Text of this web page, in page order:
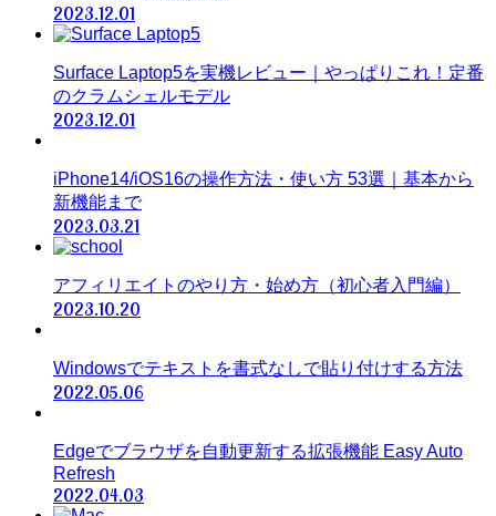
2023.12.01
Surface Laptop5を実機レビュー｜やっぱりこれ！定番
のクラムシェルモデル
2023.12.01
iPhone14/iOS16の操作方法・使い方 53選｜基本から
新機能まで
2023.03.21
アフィリエイトのやり方・始め方（初心者入門編）
2023.10.20
Windowsでテキストを書式なしで貼り付けする方法
2022.05.06
Edgeでブラウザを自動更新する拡張機能 Easy Auto
Refresh
2022.04.03